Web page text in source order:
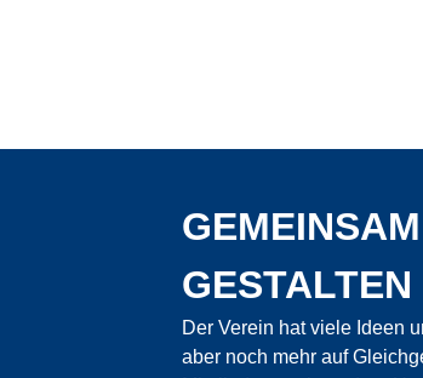
GEMEINSAM
GESTALTEN
Der Verein hat viele Ideen
aber noch mehr auf